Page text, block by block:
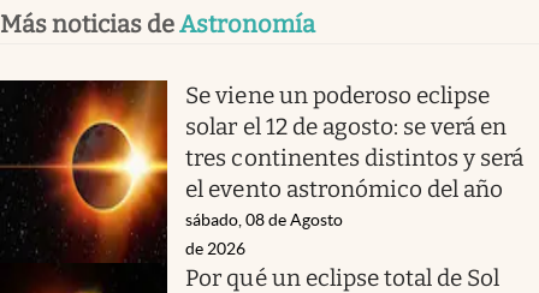
Más noticias deAstronomía
Se viene un poderoso eclipse
solar el 12 de agosto: se verá en
tres continentes distintos y será
el evento astronómico del año
sábado, 08 de Agosto
de 2026
Por qué un eclipse total de Sol